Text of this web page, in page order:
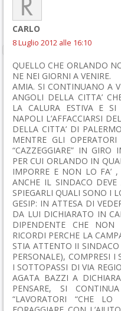
CARLO
8 Luglio 2012 alle 16:10
QUELLO CHE ORLANDO
NE NEI GIORNI A VENIRE.
AMIA. SI CONTINUANO A
ANGOLI DELLA CITTA’
LA CALURA ESTIVA E
NAPOLI L’AFFACCIARSI
DELLA CITTA’ DI
MENTRE GLI
“CAZZEGGIARE” IN GIRO
PER CUI ORLANDO IN
IMPORRE E NON LO FA’
ANCHE IL SINDACO
SPIEGARLI QUALI SONO I
GESIP: IN ATTESA DI
DA LUI DICHIARATO IN
DIPENDENTE CHE NON
RICORDI PERCHE LA
STIA ATTENTO II
PERSONALE), COMPRESI I
I SOTTOPASSI DI VIA
AGATA BAZZI A
PENSARE, SI
“LAVORATORI “CHE